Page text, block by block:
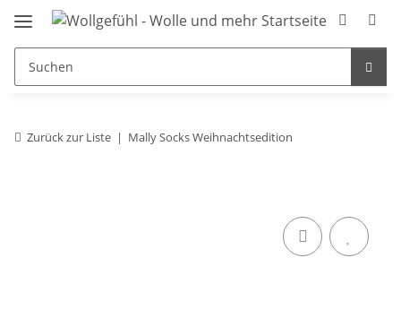
Zurück zur Liste Mally Socks Weihnachtsedition